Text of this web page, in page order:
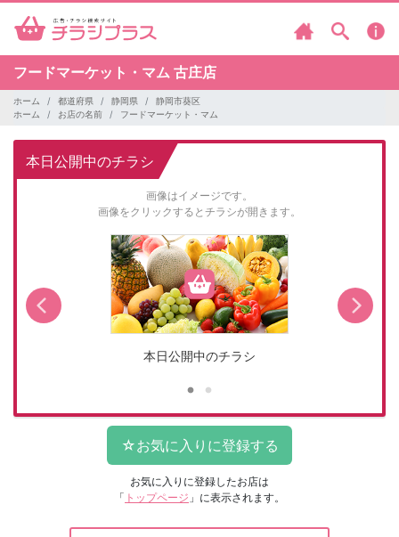
フードマーケット・マム 古庄店
ホーム 都道府県 静岡県
静岡市葵区
ホーム
お店の名前 フードマーケット・マム
本日公開中のチラシ
画像はイメージです。
画像をクリックするとチラシが開きます。
本日公開中のチラシ
お気に入りに登録したお店は
「 トップページ 」に表示されます。